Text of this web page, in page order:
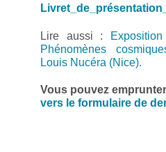
Lire aussi :
Phénomènes
Louis Nucéra (Nice).
Vous pouvez
vers le formulaire de